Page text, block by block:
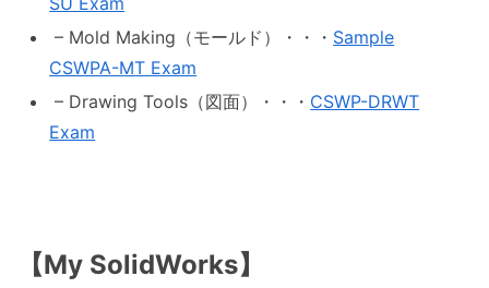
– Mold Making（モールド）・・・ Sample
CSWPA-MT Exam
– Drawing Tools（図面）・・・ CSWP-DRWT
Exam
【My SolidWorks】